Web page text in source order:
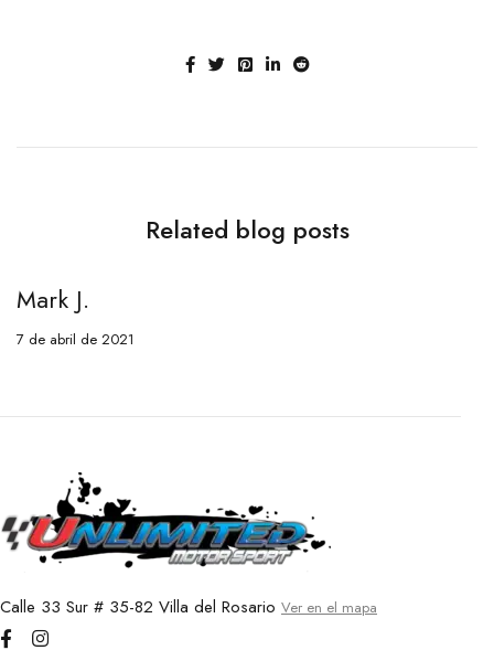
Related blog posts
Mark J.
7 de abril de 2021
Calle 33 Sur # 35-82 Villa del Rosario Ver en el mapa